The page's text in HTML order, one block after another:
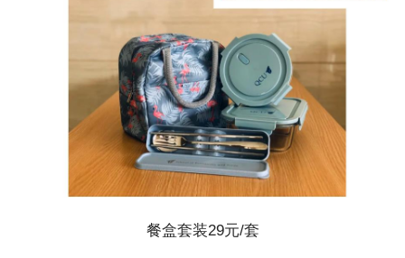
餐盒套装29元/套